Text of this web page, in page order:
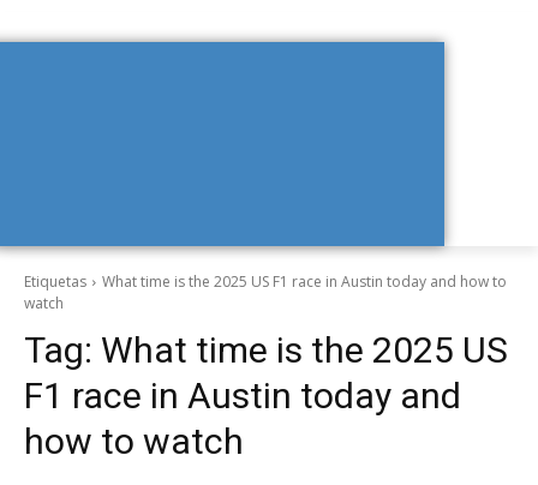
Etiquetas
What time is the 2025 US F1 race in Austin today and how to
watch
Tag: What time is the 2025 US
F1 race in Austin today and
how to watch